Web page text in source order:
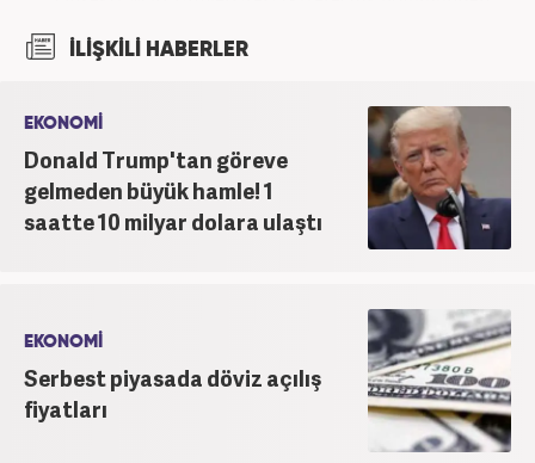
hayatında sunucu, editör, muhabir gibi birçok
'Özel Haberler Muhabiri' olarak devam etmektedir.
İLİŞKİLİ HABERLER
EKONOMİ
Donald Trump'tan göreve
gelmeden büyük hamle! 1
saatte 10 milyar dolara ulaştı
EKONOMİ
Serbest piyasada döviz açılış
fiyatları